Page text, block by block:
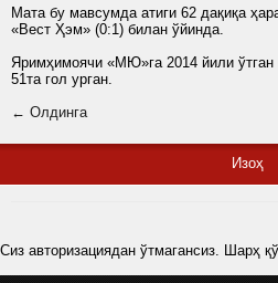
Мата бу мавсумда атиги 62 дақиқа
«Вест Ҳэм» (0:1) билан ўйинда.
Яримҳимоячи «МЮ»га 2014 йили ўтган
51та гол урган.
← Олдинга
Изоҳ
Сиз авторизациядан ўтмагансиз. Шарҳ